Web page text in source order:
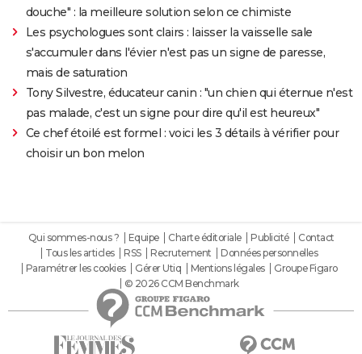
douche" : la meilleure solution selon ce chimiste
Les psychologues sont clairs : laisser la vaisselle sale
s'accumuler dans l'évier n'est pas un signe de paresse,
mais de saturation
Tony Silvestre, éducateur canin : "un chien qui éternue n'est
pas malade, c'est un signe pour dire qu'il est heureux"
Ce chef étoilé est formel : voici les 3 détails à vérifier pour
choisir un bon melon
Qui sommes-nous ? Equipe Charte éditoriale Publicité
Contact
Tous les articles
RSS Recrutement
Données personnelles
Paramétrer les cookies
Gérer Utiq Mentions légales
Groupe Figaro
© 2026 CCM Benchmark